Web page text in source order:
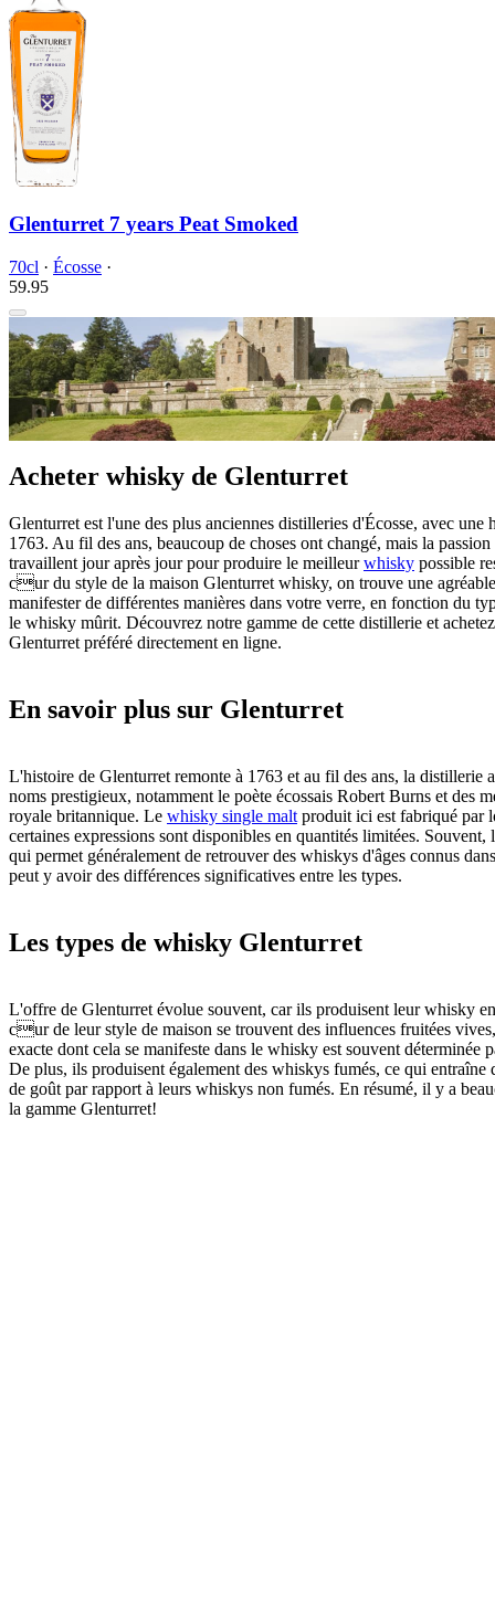
Glenturret 7 years Peat Smoked
70cl · Écosse ·
59.95
Acheter whisky de Glenturret
Glenturret est l'une des plus anciennes distilleries d'Écosse, avec une
1763. Au fil des ans, beaucoup de choses ont changé, mais la
travaillent jour après jour pour produire le meilleurwhisky possible
cur du style de la maison Glenturret whisky, on trouve une
manifester de différentes manières dans votre verre, en fonction du
le whisky mûrit. Découvrez notre gamme de cette distillerie et
Glenturret préféré directement en ligne.
En savoir plus sur Glenturret
L'histoire de Glenturret remonte à 1763 et au fil des ans, la distillerie
noms prestigieux, notamment le poète écossais Robert Burns et des
royale britannique. Le whisky single malt produit ici est fabriqué par
certaines expressions sont disponibles en quantités limitées. Souvent,
qui permet généralement de retrouver des whiskys d'âges connus
peut y avoir des différences significatives entre les types.
Les types de whisky Glenturret
L'offre de Glenturret évolue souvent, car ils produisent leur whisky
cur de leur style de maison se trouvent des influences fruitées
exacte dont cela se manifeste dans le whisky est souvent déterminée
De plus, ils produisent également des whiskys fumés, ce qui entraîne
de goût par rapport à leurs whiskys non fumés. En résumé, il y a
la gamme Glenturret!